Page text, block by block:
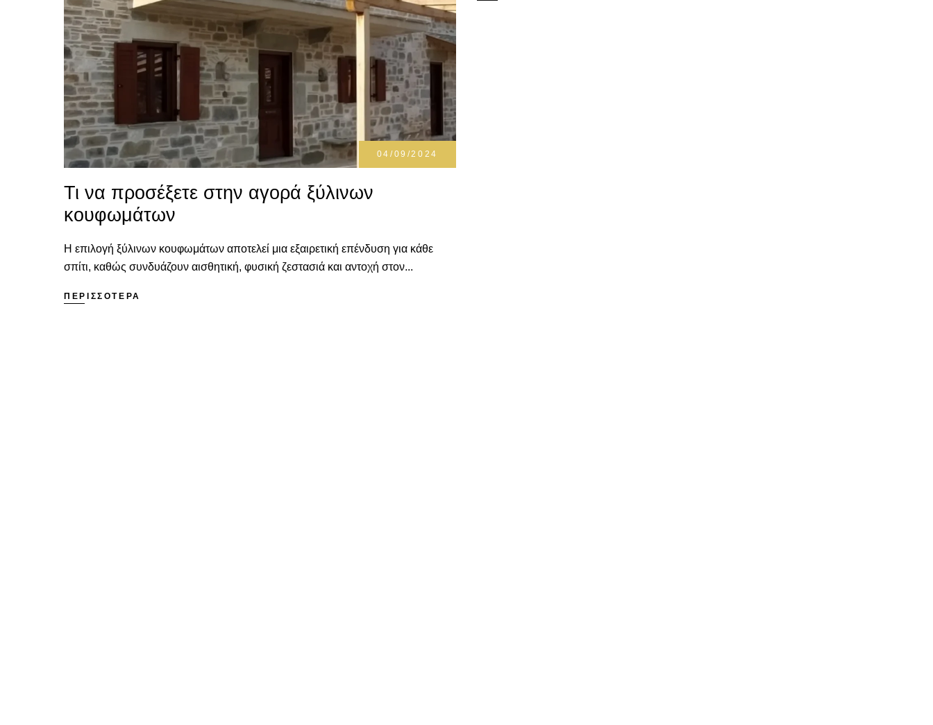
04/09/2024
Τι να προσέξετε στην αγορά ξύλινων
κουφωμάτων
Η επιλογή ξύλινων κουφωμάτων αποτελεί μια εξαιρετική επένδυση για κάθε
σπίτι, καθώς συνδυάζουν αισθητική, φυσική ζεστασιά και αντοχή στον...
ΠΕΡΙΣΣΟΤΕΡΑ